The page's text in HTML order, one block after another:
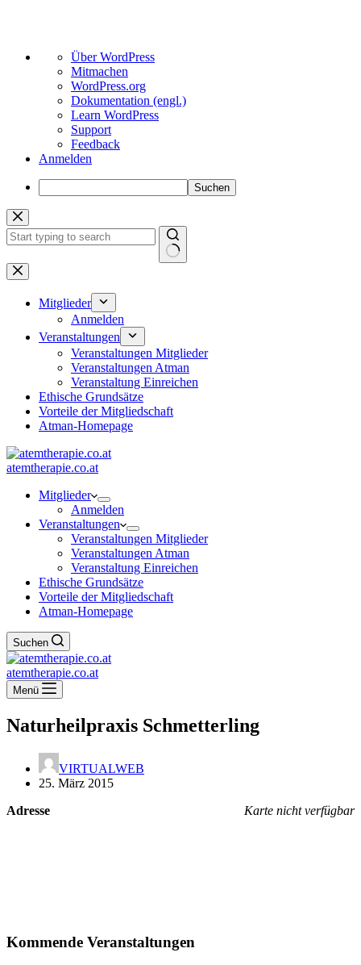
Über
WordPress
Über WordPress
Mitmachen
WordPress.org
Dokumentation (engl.)
Learn WordPress
Support
Feedback
Anmelden
Suchen
Zum
Inhalt
springen
Keine
Ergebnisse
Mitglieder
Anmelden
Veranstaltungen
Veranstaltungen Mitglieder
Veranstaltungen Atman
Veranstaltung Einreichen
Ethische Grundsätze
Vorteile der Mitgliedschaft
Atman-Homepage
atemtherapie.co.at
Mitglieder
Anmelden
Veranstaltungen
Veranstaltungen Mitglieder
Veranstaltungen Atman
Veranstaltung Einreichen
Ethische Grundsätze
Vorteile der Mitgliedschaft
Atman-Homepage
Suchen
atemtherapie.co.at
Menü
Naturheilpraxis Schmetterling
VIRTUALWEB
25. März 2015
Karte nicht verfügbar
Adresse
Kommende Veranstaltungen